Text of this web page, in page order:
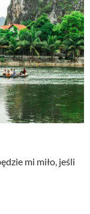
mi miło, jeśli